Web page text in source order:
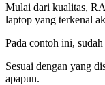
Mulai dari kualitas,
laptop yang terkenal
Pada contoh ini,
Sesuai dengan yang
apapun.